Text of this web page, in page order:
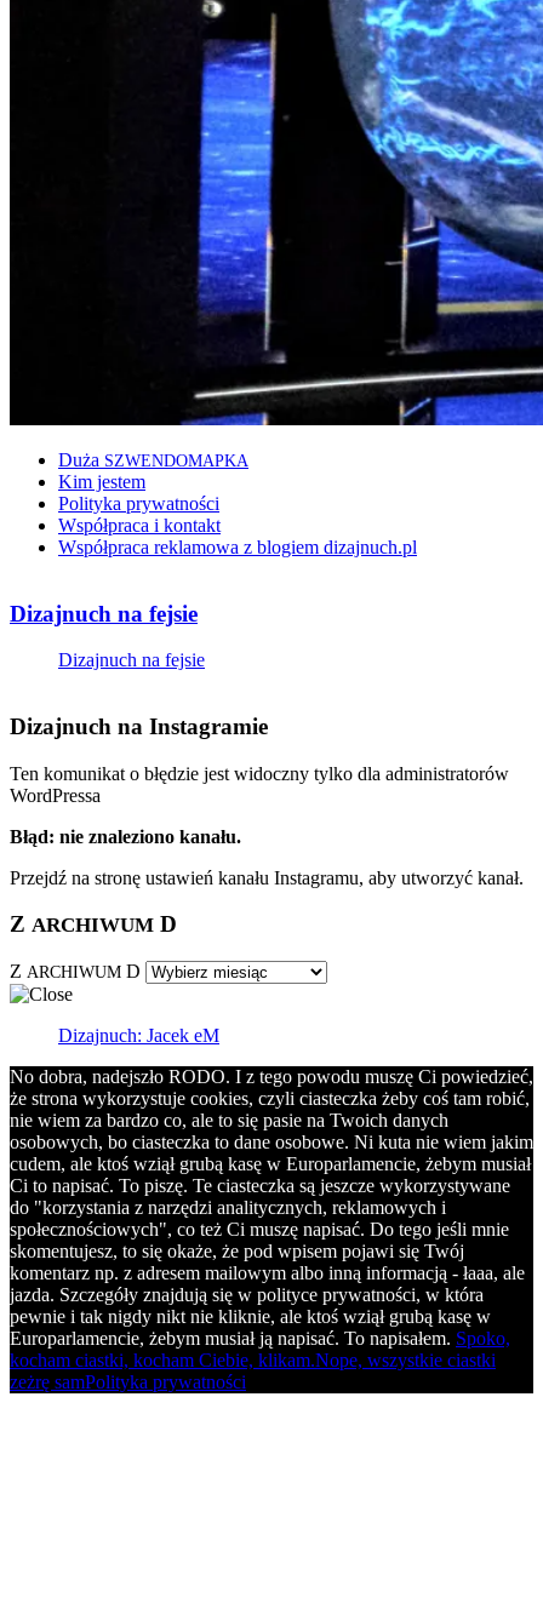
Duża SZWENDOMAPKA
Kim jestem
Polityka prywatności
Współpraca i kontakt
Współpraca reklamowa z blogiem dizajnuch.pl
Dizajnuch na fejsie
Dizajnuch na fejsie
Dizajnuch na Instagramie
Ten komunikat o błędzie jest widoczny tylko dla administratorów
WordPressa
Błąd: nie znaleziono kanału.
Przejdź na stronę ustawień kanału Instagramu, aby utworzyć kanał.
Z ARCHIWUM D
Z ARCHIWUM D
Dizajnuch: Jacek eM
No dobra, nadejszło RODO. I z tego powodu muszę Ci powiedzieć,
że strona wykorzystuje cookies, czyli ciasteczka żeby coś tam robić,
nie wiem za bardzo co, ale to się pasie na Twoich danych
osobowych, bo ciasteczka to dane osobowe. Ni kuta nie wiem jakim
cudem, ale ktoś wziął grubą kasę w Europarlamencie, żebym musiał
Ci to napisać. To piszę. Te ciasteczka są jeszcze wykorzystywane
do "korzystania z narzędzi analitycznych, reklamowych i
społecznościowych", co też Ci muszę napisać. Do tego jeśli mnie
skomentujesz, to się okaże, że pod wpisem pojawi się Twój
komentarz np. z adresem mailowym albo inną informacją - łaaa, ale
jazda. Szczegóły znajdują się w polityce prywatności, w która
pewnie i tak nigdy nikt nie kliknie, ale ktoś wziął grubą kasę w
Europarlamencie, żebym musiał ją napisać. To napisałem. Spoko,
kocham ciastki, kocham Ciebie, klikam.Nope, wszystkie ciastki
zeżrę samPolityka prywatności